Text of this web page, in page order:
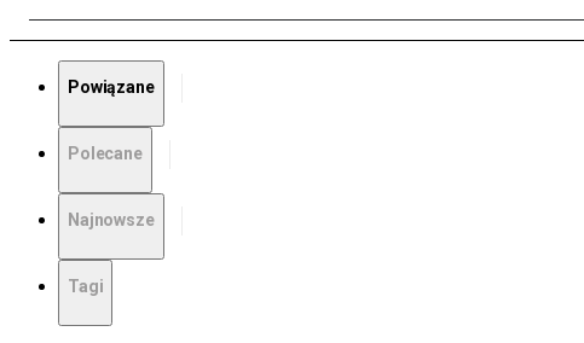
Powiązane
Polecane
Najnowsze
Tagi